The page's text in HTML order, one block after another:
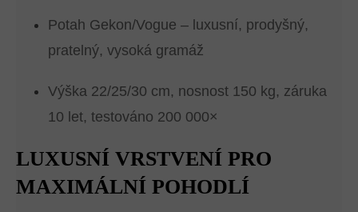
Potah Gekon/Vogue – luxusní, prodyšný,
pratelný, vysoká gramáž
Výška 22/25/30 cm, nosnost 150 kg, záruka
10 let, testováno 200 000×
LUXUSNÍ VRSTVENÍ PRO
MAXIMÁLNÍ POHODLÍ